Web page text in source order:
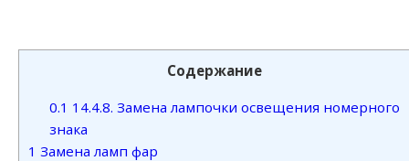
Содержание
0.1 14.4.8. Замена лампочки освещения номерного
знака
1 Замена ламп фар